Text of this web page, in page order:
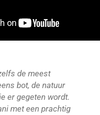
de meest
bot, de natuur
er gegeten wordt.
met een prachtig